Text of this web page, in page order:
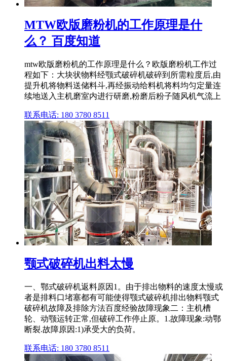
MTW欧版磨粉机的工作原理是什
么？ 百度知道
mtw欧版磨粉机的工作原理是什么？欧版磨粉机工作过
程如下：大块状物料经颚式破碎机破碎到所需粒度后,由
提升机将物料送储料斗,再经振动给料机将料均匀定量连
续地送入主机磨室内进行研磨,粉磨后粉子随风机气流上
联系电话: 180 3780 8511
颚式破碎机出料太慢
一、鄂式破碎机返料原因1。由于排出物料的速度太慢或
者是排料口堵塞都有可能使得颚式破碎机排出物料颚式
破碎机故障及排除方法百度经验故障现象二：主机槽
轮、动颚运转正常,但破碎工作停止原。1.故障现象:动鄂
断裂.故障原因:1)承受大的负荷。
联系电话: 180 3780 8511